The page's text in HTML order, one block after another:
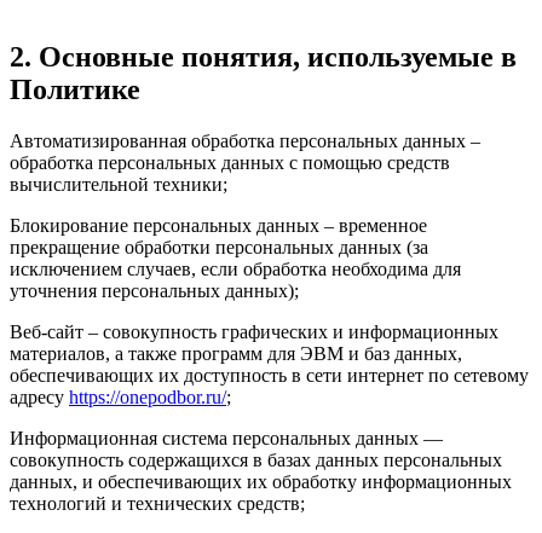
2. Основные понятия, используемые в
Политике
Автоматизированная обработка персональных данных –
обработка персональных данных с помощью средств
вычислительной техники;
Блокирование персональных данных – временное
прекращение обработки персональных данных (за
исключением случаев, если обработка необходима для
уточнения персональных данных);
Веб-сайт – совокупность графических и информационных
материалов, а также программ для ЭВМ и баз данных,
обеспечивающих их доступность в сети интернет по сетевому
адресу https://onepodbor.ru/;
Информационная система персональных данных —
совокупность содержащихся в базах данных персональных
данных, и обеспечивающих их обработку информационных
технологий и технических средств;